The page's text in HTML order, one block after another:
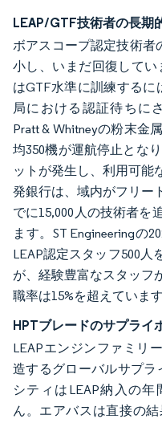
LEAP/GTF技術者の長期
ボアスコープ認定技術者
小し、いまだ回復してい
はGTF水準に訓練する
局における認証待ちに
Pratt & Whitneyの粉末金
均350機が運航停止とな
ットが発生し、利用可能
発銀行は、域内がフリー
でに15,000人の技術者を
ます。ST Engineeringの
LEAP認定スタッフ500人
が、経験豊富なスタッフ
職率は15%を超えています
HPTブレードのサプライ
LEAPエンジンファミリ
造するグローバルサプ
シティはLEAP納入の
ん。エアバスは直接の結